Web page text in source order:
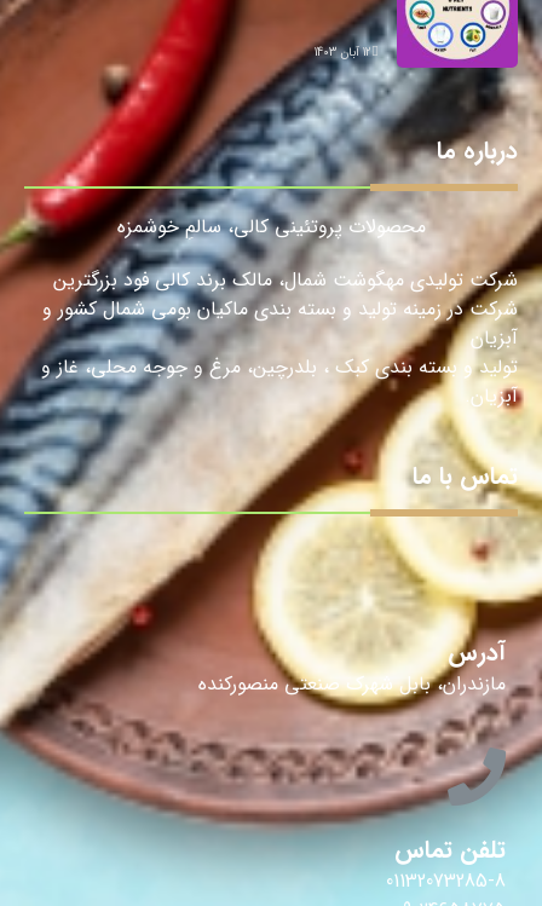
12 آبان 1403
درباره ما
محصولات پروتئینی کالی، سالمِ خوشمزه
شرکت تولیدی مهگوشت شمال، مالک برند کالی فود بزرگترین
شرکت در زمینه تولید و بسته بندی ماکیان بومی شمال کشور و
آبزیان
تولید و بسته بندی کبک ، بلدرچین، مرغ و جوجه محلی، غاز و
آبزیان.
تماس با ما
آدرس
مازندران، بابل شهرک صنعتی منصورکنده
تلفن تماس
01132073285-8